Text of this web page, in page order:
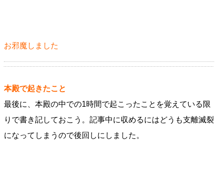
お邪魔しました
本殿で起きたこと
最後に、本殿の中での1時間で起こったことを覚えている限
りで書き記しておこう。記事中に収めるにはどうも支離滅裂
になってしまうので後回しにしました。